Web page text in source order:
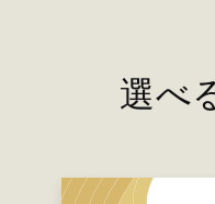
選べ